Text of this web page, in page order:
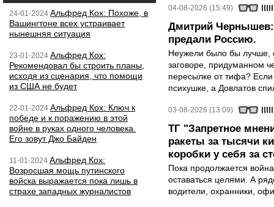
24-01-2024 Альфред Кох: Похоже, в
Вашингтоне всех устраивает
нынешняя ситуация
23-01-2024 Альфред Кох:
Рекомендовал бы строить планы,
исходя из сценария, что помощи
из США не будет
22-01-2024 Альфред Кох: Ключ к
победе и к поражению в этой
войне в руках одного человека.
Его зовут Джо Байден
11-01-2024 Альфред Кох:
Возросшая мощь путинского
войска выражается пока лишь в
страхе западных журналистов
04-08-2026 (15:49)
Дмитрий Чернышев:
предали Россию.
Неужели было бы лучше,
заговоре, придуманном
пересылке от тифа?
психушке, а Довлатов
03-08-2026 (13:09)
ТГ "Запретное
ракеты за тысячи
коробки у себя за
Пока продолжается
оставаться целями. А
водители, охранники,